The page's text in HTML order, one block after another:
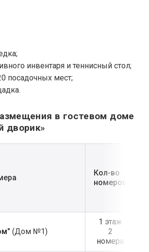
Контакты
инвентаря и теннисный стол;
посадочных мест;
в гостевом доме
дворик»
Кол-во
номеров
(Дом №1)
1 этаж
2
номера